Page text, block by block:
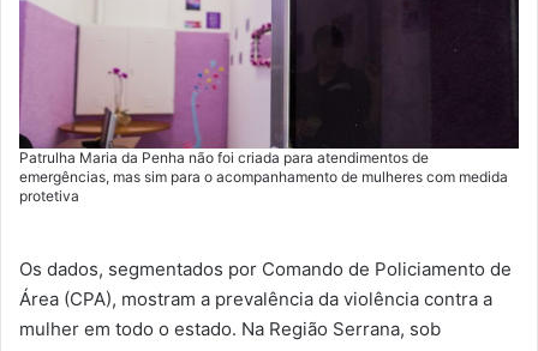
Patrulha Maria da Penha não foi criada para atendimentos de
emergências, mas sim para o acompanhamento de mulheres com medida
protetiva
Os dados, segmentados por Comando de Policiamento de
Área (CPA), mostram a prevalência da violência contra a
mulher em todo o estado. Na Região Serrana, sob